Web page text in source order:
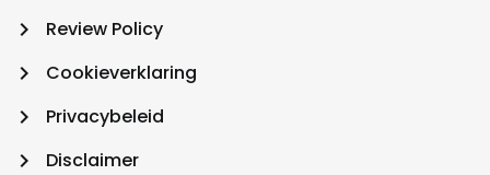
keyboard_arrow_right Review Policy
keyboard_arrow_right Cookieverklaring
keyboard_arrow_right Privacybeleid
keyboard_arrow_right Disclaimer